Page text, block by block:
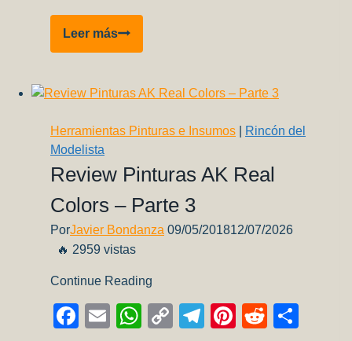
Leer másA320
LAN
–
sombreado”
Parte
Herramientas Pinturas e Insumos
Rincón del
Modelista
Review Pinturas AK Real
Colors – Parte 3
PorJavier Bondanza 09/05/201812/07/2026
🔥 2959 vistas
Continue Reading
Facebook
EmailWhatsApp
CopyTelegram
Pinterest
Reddit